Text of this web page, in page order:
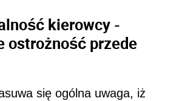
kierowcy -
ostrożność przede
się ogólna uwaga, iż